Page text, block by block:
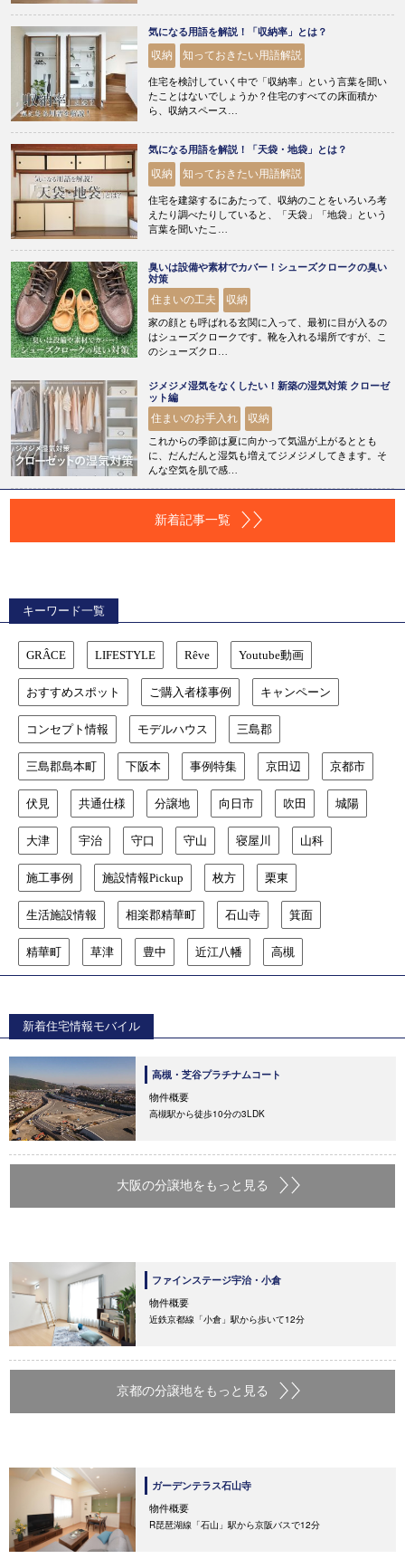
気になる用語を解説！「収納率」とは？
収納 知っておきたい用語解説
住宅を検討していく中で「収納率」という言葉を聞い
たことはないでしょうか？住宅のすべての床面積か
ら、収納スペース…
気になる用語を解説！「天袋・地袋」とは？
収納 知っておきたい用語解説
住宅を建築するにあたって、収納のことをいろいろ考
えたり調べたりしていると、「天袋」「地袋」という
言葉を聞いたこ…
臭いは設備や素材でカバー！シューズクロークの臭い
対策
住まいの工夫 収納
家の顔とも呼ばれる玄関に入って、最初に目が入るの
はシューズクロークです。靴を入れる場所ですが、こ
のシューズクロ…
ジメジメ湿気をなくしたい！新築の湿気対策 クローゼ
ット編
住まいのお手入れ 収納
これからの季節は夏に向かって気温が上がるととも
に、だんだんと湿気も増えてジメジメしてきます。そ
んな空気を肌で感…
新着記事一覧
キーワード一覧
GRÂCE LIFESTYLE Rêve Youtube動画
おすすめスポット ご購入者様事例 キャンペーン
コンセプト情報 モデルハウス 三島郡
三島郡島本町 下阪本 事例特集 京田辺 京都市
伏見 共通仕様 分譲地 向日市 吹田 城陽
大津 宇治 守口 守山 寝屋川 山科
施工事例 施設情報Pickup 枚方 栗東
生活施設情報 相楽郡精華町 石山寺 箕面
精華町 草津 豊中 近江八幡 高槻
新着住宅情報モバイル
高槻・芝谷プラチナムコート
物件概要
高槻駅から徒歩10分の3LDK
大阪の分譲地をもっと見る
ファインステージ宇治・小倉
物件概要
近鉄京都線「小倉」駅から歩いて12分
京都の分譲地をもっと見る
ガーデンテラス石山寺
物件概要
R琵琶湖線「石山」駅から京阪バスで12分